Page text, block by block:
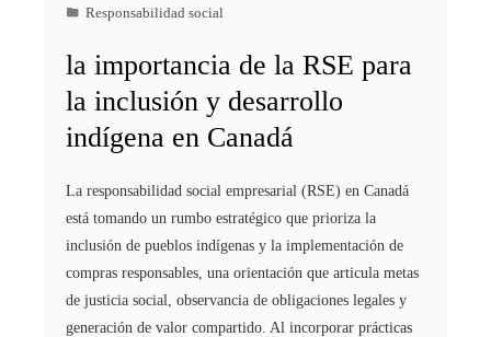
Responsabilidad social
la importancia de la RSE para
la inclusión y desarrollo
indígena en Canadá
La responsabilidad social empresarial (RSE) en Canadá
está tomando un rumbo estratégico que prioriza la
inclusión de pueblos indígenas y la implementación de
compras responsables, una orientación que articula metas
de justicia social, observancia de obligaciones legales y
generación de valor compartido. Al incorporar prácticas